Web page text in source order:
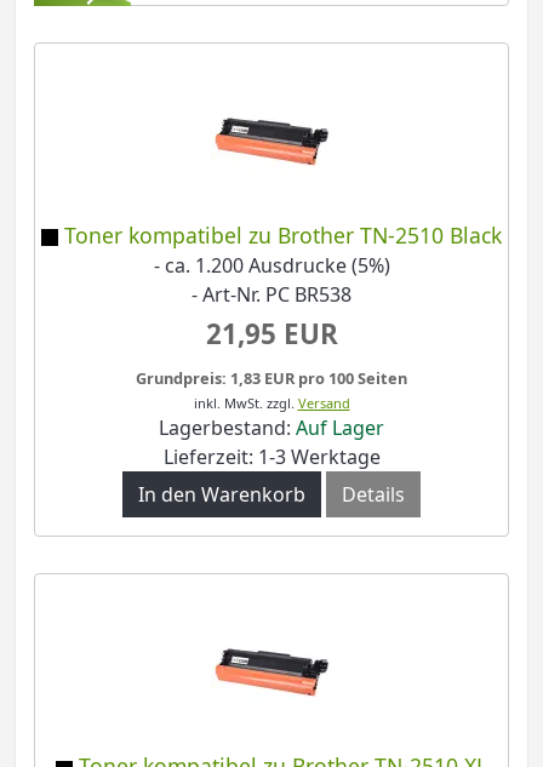
Toner kompatibel zu Brother TN-2510 Black
- ca. 1.200 Ausdrucke (5%)
- Art-Nr. PC BR538
21,95 EUR
Grundpreis: 1,83 EUR pro 100 Seiten
inkl. MwSt. zzgl. Versand
Lagerbestand: Auf Lager
Lieferzeit: 1-3 Werktage
In den Warenkorb
Details